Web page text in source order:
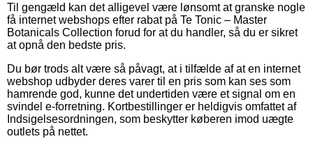
Til gengæld kan det alligevel være lønsomt at granske nogle
få internet webshops efter rabat på Te Tonic – Master
Botanicals Collection forud for at du handler, så du er sikret
at opnå den bedste pris.
Du bør trods alt være så påvagt, at i tilfælde af at en internet
webshop udbyder deres varer til en pris som kan ses som
hamrende god, kunne det undertiden være et signal om en
svindel e-forretning. Kortbestillinger er heldigvis omfattet af
Indsigelsesordningen, som beskytter køberen imod uægte
outlets på nettet.